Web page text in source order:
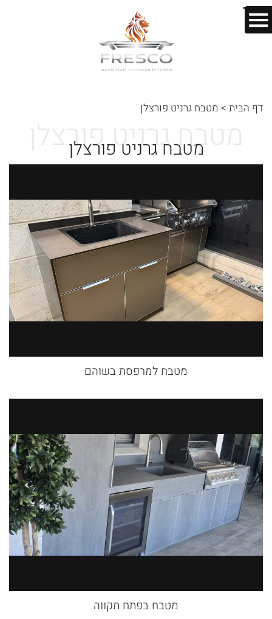
בס"ד
דף הבית > מטבח גרניט פורצלן
מטבח גרניט פורצלן
מטבח גרניט פורצלן
מטבח למרפסת בשוהם
מטבח בפתח תקווה